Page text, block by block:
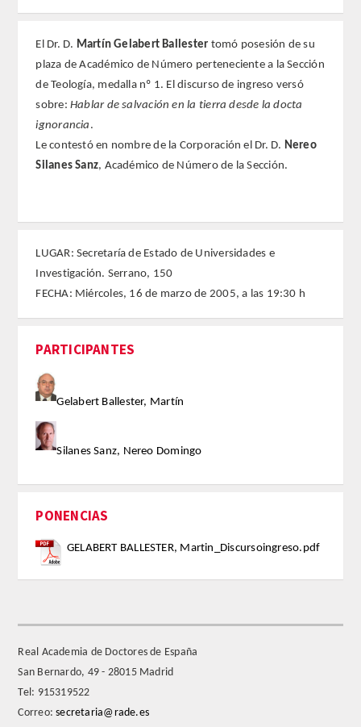
REGLAMENTO
FUNDACIÓN LIBERADE
ACADÉMICOS
SECCIONES
DERECHO
MEDICINA
FARMACIA
CIENCIAS POLíTICAS Y DE LA ECONOMíA
INGENIERíA
ARQUITECTURA Y BELLAS ARTES
VETERINARIA
SUPERNUMERARIOS
CORRESPONDIENTES
El Dr. D. Martín Gelabert Ballester tomó posesión de su
plaza de Académico de Número perteneciente a la Sección
de Teología, medalla nº 1. El discurso de ingreso versó
sobre: Hablar de salvación en la tierra desde la docta
ignorancia .
Le contestó en nombre de la Corporación el Dr. D. Nereo
Silanes Sanz, Académico de Número de la Sección.
LUGAR: Secretaría de Estado de Universidades e
Investigación. Serrano, 150
FECHA: Miércoles, 16 de marzo de 2005, a las 19:30 h
PARTICIPANTES
Gelabert Ballester, Martín
Silanes Sanz, Nereo Domingo
PONENCIAS
GELABERT BALLESTER, Martin_Discursoingreso.pdf
Real Academia de Doctores de España
San Bernardo, 49 - 28015 Madrid
Tel: 915319522
Correo:secretaria@rade.es